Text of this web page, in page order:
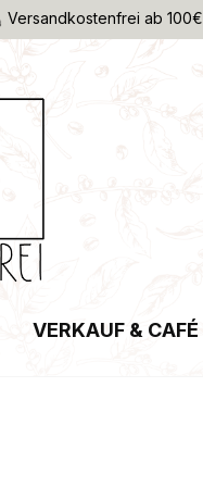
Versandkostenfrei ab 100€
VERKAUF & CAFÉ